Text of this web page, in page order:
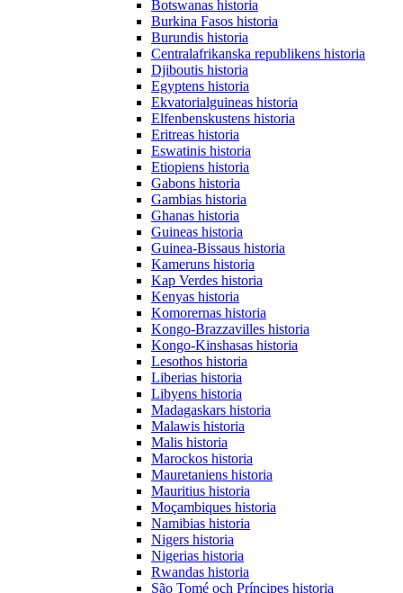
Botswanas historia
Burkina Fasos historia
Burundis historia
Centralafrikanska republikens historia
Djiboutis historia
Egyptens historia
Ekvatorialguineas historia
Elfenbenskustens historia
Eritreas historia
Eswatinis historia
Etiopiens historia
Gabons historia
Gambias historia
Ghanas historia
Guineas historia
Guinea-Bissaus historia
Kameruns historia
Kap Verdes historia
Kenyas historia
Komorernas historia
Kongo-Brazzavilles historia
Kongo-Kinshasas historia
Lesothos historia
Liberias historia
Libyens historia
Madagaskars historia
Malawis historia
Malis historia
Marockos historia
Mauretaniens historia
Mauritius historia
Moçambiques historia
Namibias historia
Nigers historia
Nigerias historia
Rwandas historia
São Tomé och Príncipes historia